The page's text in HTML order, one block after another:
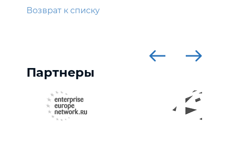
Возврат к списку
Партнеры